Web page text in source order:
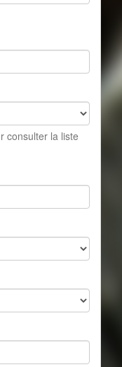
consulter la liste